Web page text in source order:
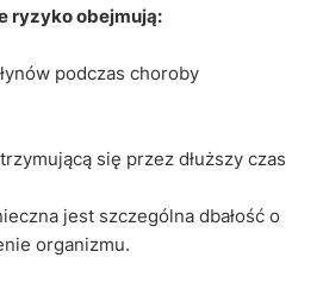
ryzyko obejmują:
podczas choroby
się przez dłuższy czas
jest szczególna dbałość o
organizmu.